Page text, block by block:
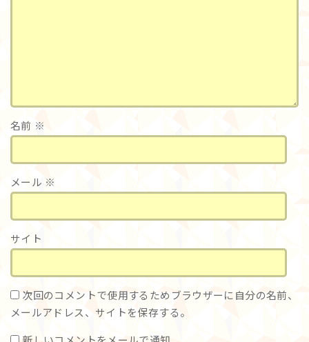
名前 ※
メール ※
サイト
次回のコメントで使用するためブラウザーに自分の名前、
メールアドレス、サイトを保存する。